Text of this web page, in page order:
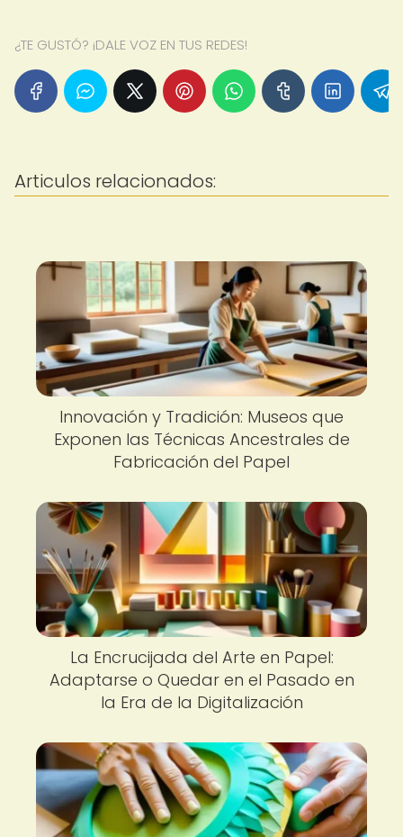
¿TE GUSTÓ? ¡DALE VOZ EN TUS REDES!
Articulos relacionados:
Innovación y Tradición: Museos que
Exponen las Técnicas Ancestrales de
Fabricación del Papel
La Encrucijada del Arte en Papel:
Adaptarse o Quedar en el Pasado en
la Era de la Digitalización